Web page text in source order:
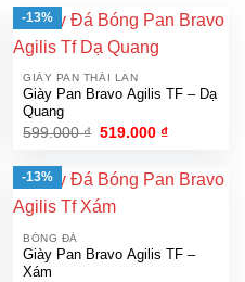
-13%
GIÀY PAN THÁI LAN
Giày Pan Bravo Agilis TF – Dạ
Quang
599.000₫ Giá
599.000 ₫.
519.000₫Giá
là:
519.000 ₫.
-13%
BÓNG ĐÁ
Giày Pan Bravo Agilis TF –
Xám